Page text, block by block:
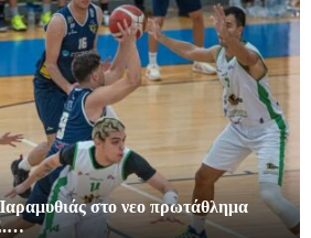
στο νεο πρωτάθλημα